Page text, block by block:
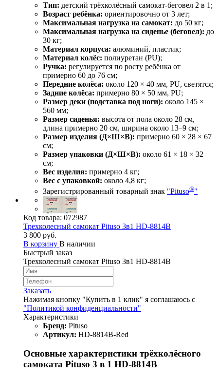
Тип: детский трёхколёсный самокат‑беговел 2 в 1;
Возраст ребёнка: ориентировочно от 3 лет;
Максимальная нагрузка на самокат: до 50 кг;
Максимальная нагрузка на сиденье (беговел): до
30 кг;
Материал корпуса: алюминий, пластик;
Материал колёс: полиуретан (PU);
Ручка: регулируется по росту ребёнка от
примерно 60 до 76 см;
Передние колёса: около 120 × 40 мм, PU, светятся;
Задние колёса: примерно 80 × 50 мм, PU;
Размер деки (подставка под ноги): около 145 ×
560 мм;
Размер сиденья: высота от пола около 28 см,
длина примерно 20 см, ширина около 13–9 см;
Размер изделия (Д×Ш×В): примерно 60 × 28 × 67
см;
Размер упаковки (Д×Ш×В): около 61 × 18 × 32
см;
Вес изделия: примерно 4 кг;
Вес с упаковкой: около 4,8 кг;
Зарегистрированный товарный знак "Pituso®"
Код товара: 072987
Трехколесный самокат Pituso 3в1 HD-8814B
3 800 руб.
В корзину В наличии
Быстрый заказ
Трехколесный самокат Pituso 3в1 HD-8814B
Заказать
Нажимая кнопку "Купить в 1 клик" я соглашаюсь с
"Политикой конфиденциальности"
Характеристики
Бренд: Pituso
Артикул: HD-8814B-Red
Основные характеристики трёхколёсного
самоката Pituso 3 в 1 HD-8814B